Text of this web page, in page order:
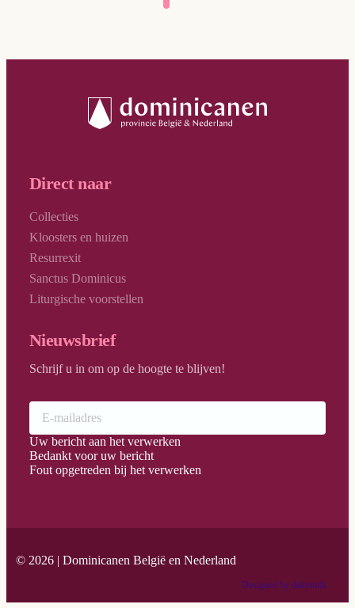
Direct naar
Collecties
Kloosters en huizen
Resurrexit
Sanctus Dominicus
Liturgische voorstellen
Nieuwsbrief
Schrijf u in om op de hoogte te blijven!
Uw bericht aan het verwerken
Bedankt voor uw bericht
Fout opgetreden bij het verwerken
© 2026 | Dominicanen België en Nederland
Designed by dailymilk